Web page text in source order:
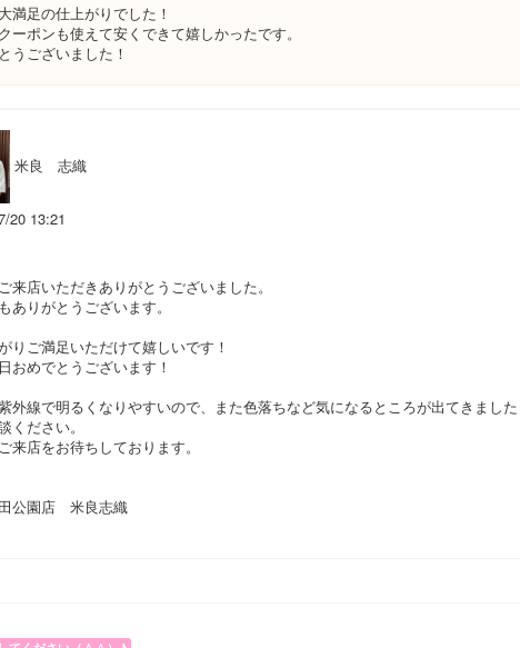
満足の仕上がりでした！
ーポンも使えて安くできて嬉しかったです。
うございました！
米良 志織
20 13:21
来店いただきありがとうございました。
ありがとうございます。
りご満足いただけて嬉しいです！
おめでとうございます！
外線で明るくなりやすいので、また色落ちなど気になるところが出てきまし
ください。
来店をお待ちしております。
園店 米良志織